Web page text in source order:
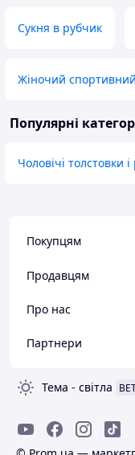
Сукня в рубчик
Жіночий
Популярні
Чоловічі толстовки
Покупцям
Продавцям
Про нас
Партнери
Тема - світла